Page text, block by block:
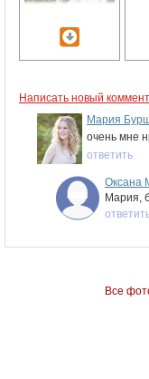
Написать новый
Мария
очень мне
ответить
Оксана
Мария,
Все